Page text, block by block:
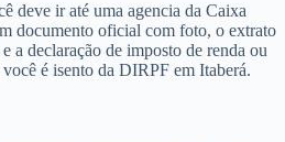
deve ir até uma agencia da Caixa
documento oficial com foto, o extrato
a declaração de imposto de renda ou
é isento da DIRPF em Itaberá.